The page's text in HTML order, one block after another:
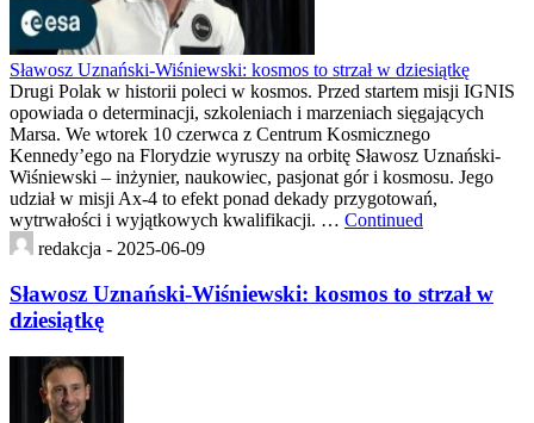
Sławosz Uznański-Wiśniewski: kosmos to strzał w dziesiątkę
Drugi Polak w historii poleci w kosmos. Przed startem misji IGNIS
opowiada o determinacji, szkoleniach i marzeniach sięgających
Marsa. We wtorek 10 czerwca z Centrum Kosmicznego
Kennedy’ego na Florydzie wyruszy na orbitę Sławosz Uznański-
Wiśniewski – inżynier, naukowiec, pasjonat gór i kosmosu. Jego
udział w misji Ax-4 to efekt ponad dekady przygotowań,
wytrwałości i wyjątkowych kwalifikacji. … Continued
redakcja - 2025-06-09
Sławosz Uznański-Wiśniewski: kosmos to strzał w
dziesiątkę